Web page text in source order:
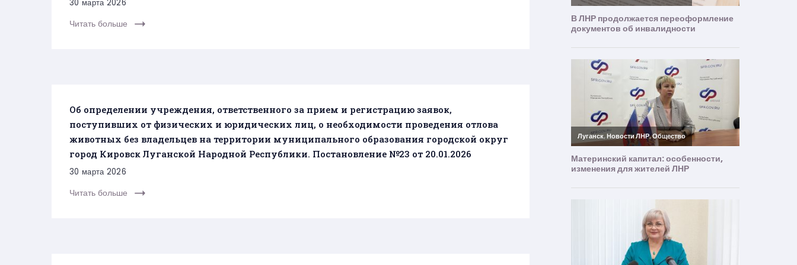
30 марта 2026
Читать больше
Об определении учреждения, ответственного за прием и регистрацию заявок,
поступивших от физических и юридических лиц, о необходимости проведения отлова
животных без владельцев на территории муниципального образования городской округ
город Кировск Луганской Народной Республики. Постановление №23 от 20.01.2026
30 марта 2026
Читать больше